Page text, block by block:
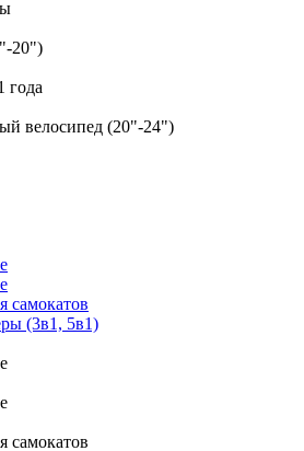
20")
года
велосипед (20"-24")
самокатов
(3в1, 5в1)
самокатов